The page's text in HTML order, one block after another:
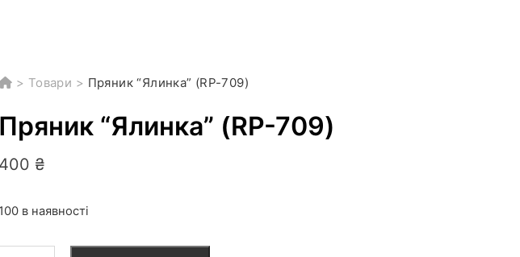
> Товари > Пряник “Ялинка” (RP-709)
Пряник “Ялинка” (RP-709)
400 ₴
100 в наявності